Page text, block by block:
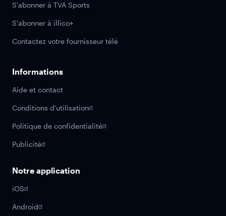
S'abonner à TVA Sports
S'abonner à illico+
Contactez votre fournisseur télé
Informations
Aide et contact
Conditions d'utilisation
Politique de confidentialité
Publicité
Notre application
iOS
Android